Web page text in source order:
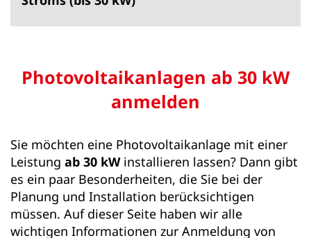
Photovoltaikanlagen ab 30 kW
anmelden
Sie möchten eine Photovoltaikanlage mit einer
Leistung ab 30 kW installieren lassen? Dann gibt
es ein paar Besonderheiten, die Sie bei der
Planung und Installation berücksichtigen
müssen. Auf dieser Seite haben wir alle
wichtigen Informationen zur Anmeldung von